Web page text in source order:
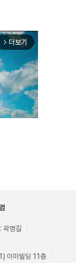
arrow_forward_ios 더보기
곽영길
이마빌딩 11층